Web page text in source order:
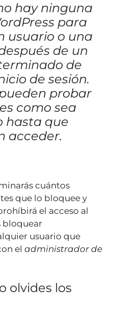
hay ninguna
para
usuario o una
de un
de
de sesión.
probar
como sea
hasta que
acceder.
cuántos
que lo bloquee y
el acceso al
bloquear
usuario que
el administrador de
olvides los